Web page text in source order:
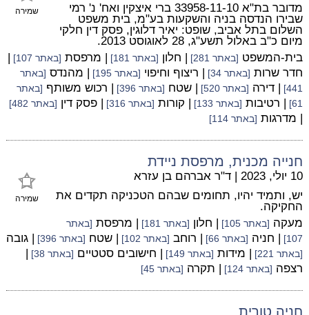
שמירה
מדובר בת"א 33958-11-10 ברי איצקין ואח' נ' רמי
שבירו הנדסה בניה והשקעות בע"מ, בית משפט
השלום בתל אביב, שופט: יאיר דלוגין, פסק דין חלקי
מיום כ"ב באלול תשע"ג, 28 לאוגוסט 2013.
בית-המשפט [באתר 281] | חלון [באתר 181] | מרפסת [באתר 107]
|
חדר שרות [באתר 34] | ריצוף וחיפוי [באתר 195] | מהנדס [באתר
441]
| דירה [באתר 520] | שטח [באתר 396] | רכוש משותף [באתר
61]
| רטיבות [באתר 133] | קורות [באתר 316] | פסק דין [באתר 482]
| מדרגות [באתר 114]
חנייה מכנית, מרפסת ניידת
שמירה
10 יולי, 2023 | ד"ר אברהם בן עזרא
יש, ותמיד יהיו, תחומים שבהם הטכניקה תקדים את
החקיקה.
מעקה [באתר 105] | חלון [באתר 181] | מרפסת [באתר
107]
| חניה [באתר 66] | רוחב [באתר 102] | שטח [באתר 396] | גובה
[באתר 221] | מידות [באתר 149] | חישובים סטטיים [באתר 38]
|
רצפה [באתר 124] | תקרה [באתר 45]
חניה טורית